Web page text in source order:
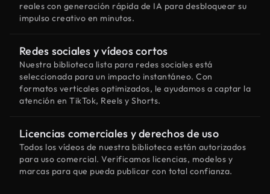
reales con generación rápida de IA para desbloquear su
impulso creativo en minutos.
Redes sociales y vídeos cortos
Nuestra biblioteca lista para redes sociales está
seleccionada para un impacto instantáneo. Con
formatos verticales optimizados, le ayudamos a captar la
atención en TikTok, Reels y Shorts.
Licencias comerciales y derechos de uso
Todos los vídeos de nuestra biblioteca están autorizados
para uso comercial. Verificamos licencias, modelos y
marcas para que pueda publicar con total confianza.